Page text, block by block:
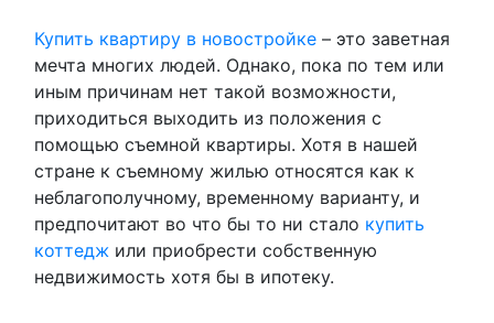
Купить квартиру в новостройке – это заветная
мечта многих людей. Однако, пока по тем или
иным причинам нет такой возможности,
приходиться выходить из положения с
помощью съемной квартиры. Хотя в нашей
стране к съемному жилью относятся как к
неблагополучному, временному варианту, и
предпочитают во что бы то ни стало купить
коттедж или приобрести собственную
недвижимость хотя бы в ипотеку.